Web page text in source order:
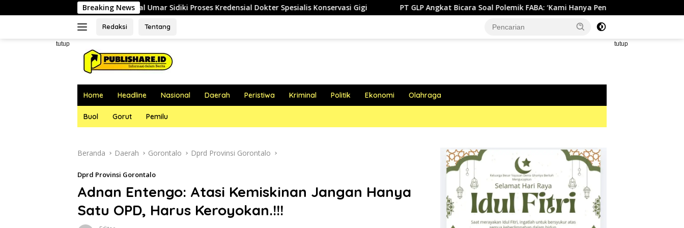
ke
Breaking News
RSUD dr. Zainal Umar Sidiki Proses Kredensial Dokter Spesialis Konservasi Gigi PT GLP Angkat Bicara Soal Polemik FABA: ‘Kami Hanya Penuhi Permohonan Desa’
Redaksi Tentang
tutup tutup
Home Headline Nasional Daerah Peristiwa Kriminal Politik Ekonomi Olahraga
Buol Gorut Pemilu
Beranda Daerah Gorontalo Dprd Provinsi Gorontalo
Dprd Provinsi Gorontalo
Adnan Entengo: Atasi Kemiskinan Jangan Hanya
Satu OPD, Harus Keroyokan.!!!